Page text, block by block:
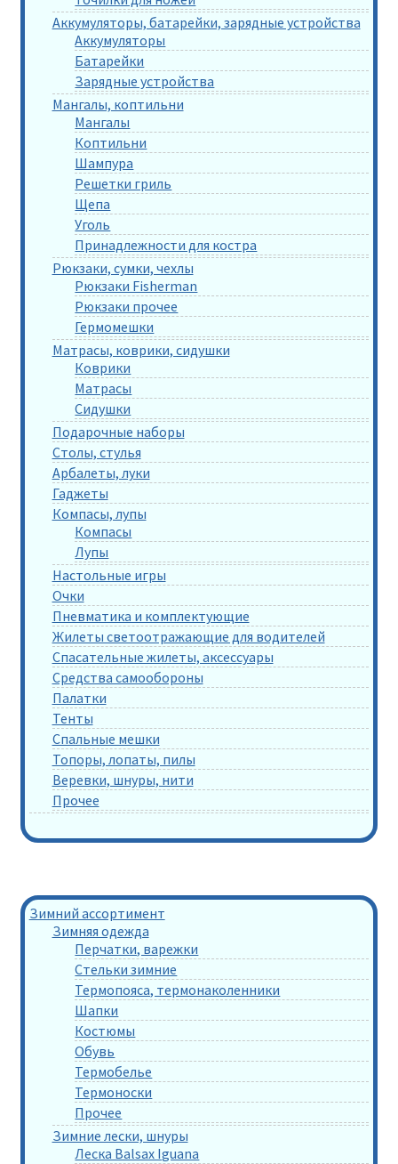
Аккумуляторы, батарейки, зарядные устройства
Аккумуляторы
Батарейки
Зарядные устройства
Мангалы, коптильни
Мангалы
Коптильни
Шампура
Решетки гриль
Щепа
Уголь
Принадлежности для костра
Рюкзаки, сумки, чехлы
Рюкзаки Fisherman
Рюкзаки прочее
Гермомешки
Матрасы, коврики, сидушки
Коврики
Матрасы
Сидушки
Подарочные наборы
Столы, стулья
Арбалеты, луки
Гаджеты
Компасы, лупы
Компасы
Лупы
Настольные игры
Очки
Пневматика и комплектующие
Жилеты светоотражающие для водителей
Спасательные жилеты, аксессуары
Средства самообороны
Палатки
Тенты
Спальные мешки
Топоры, лопаты, пилы
Веревки, шнуры, нити
Прочее
Зимний ассортимент
Зимняя одежда
Перчатки, варежки
Стельки зимние
Термопояса, термонаколенники
Шапки
Костюмы
Обувь
Термобелье
Термоноски
Прочее
Зимние лески, шнуры
Леска Balsax Iguana